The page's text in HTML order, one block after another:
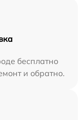
бесплатно
и обратно.